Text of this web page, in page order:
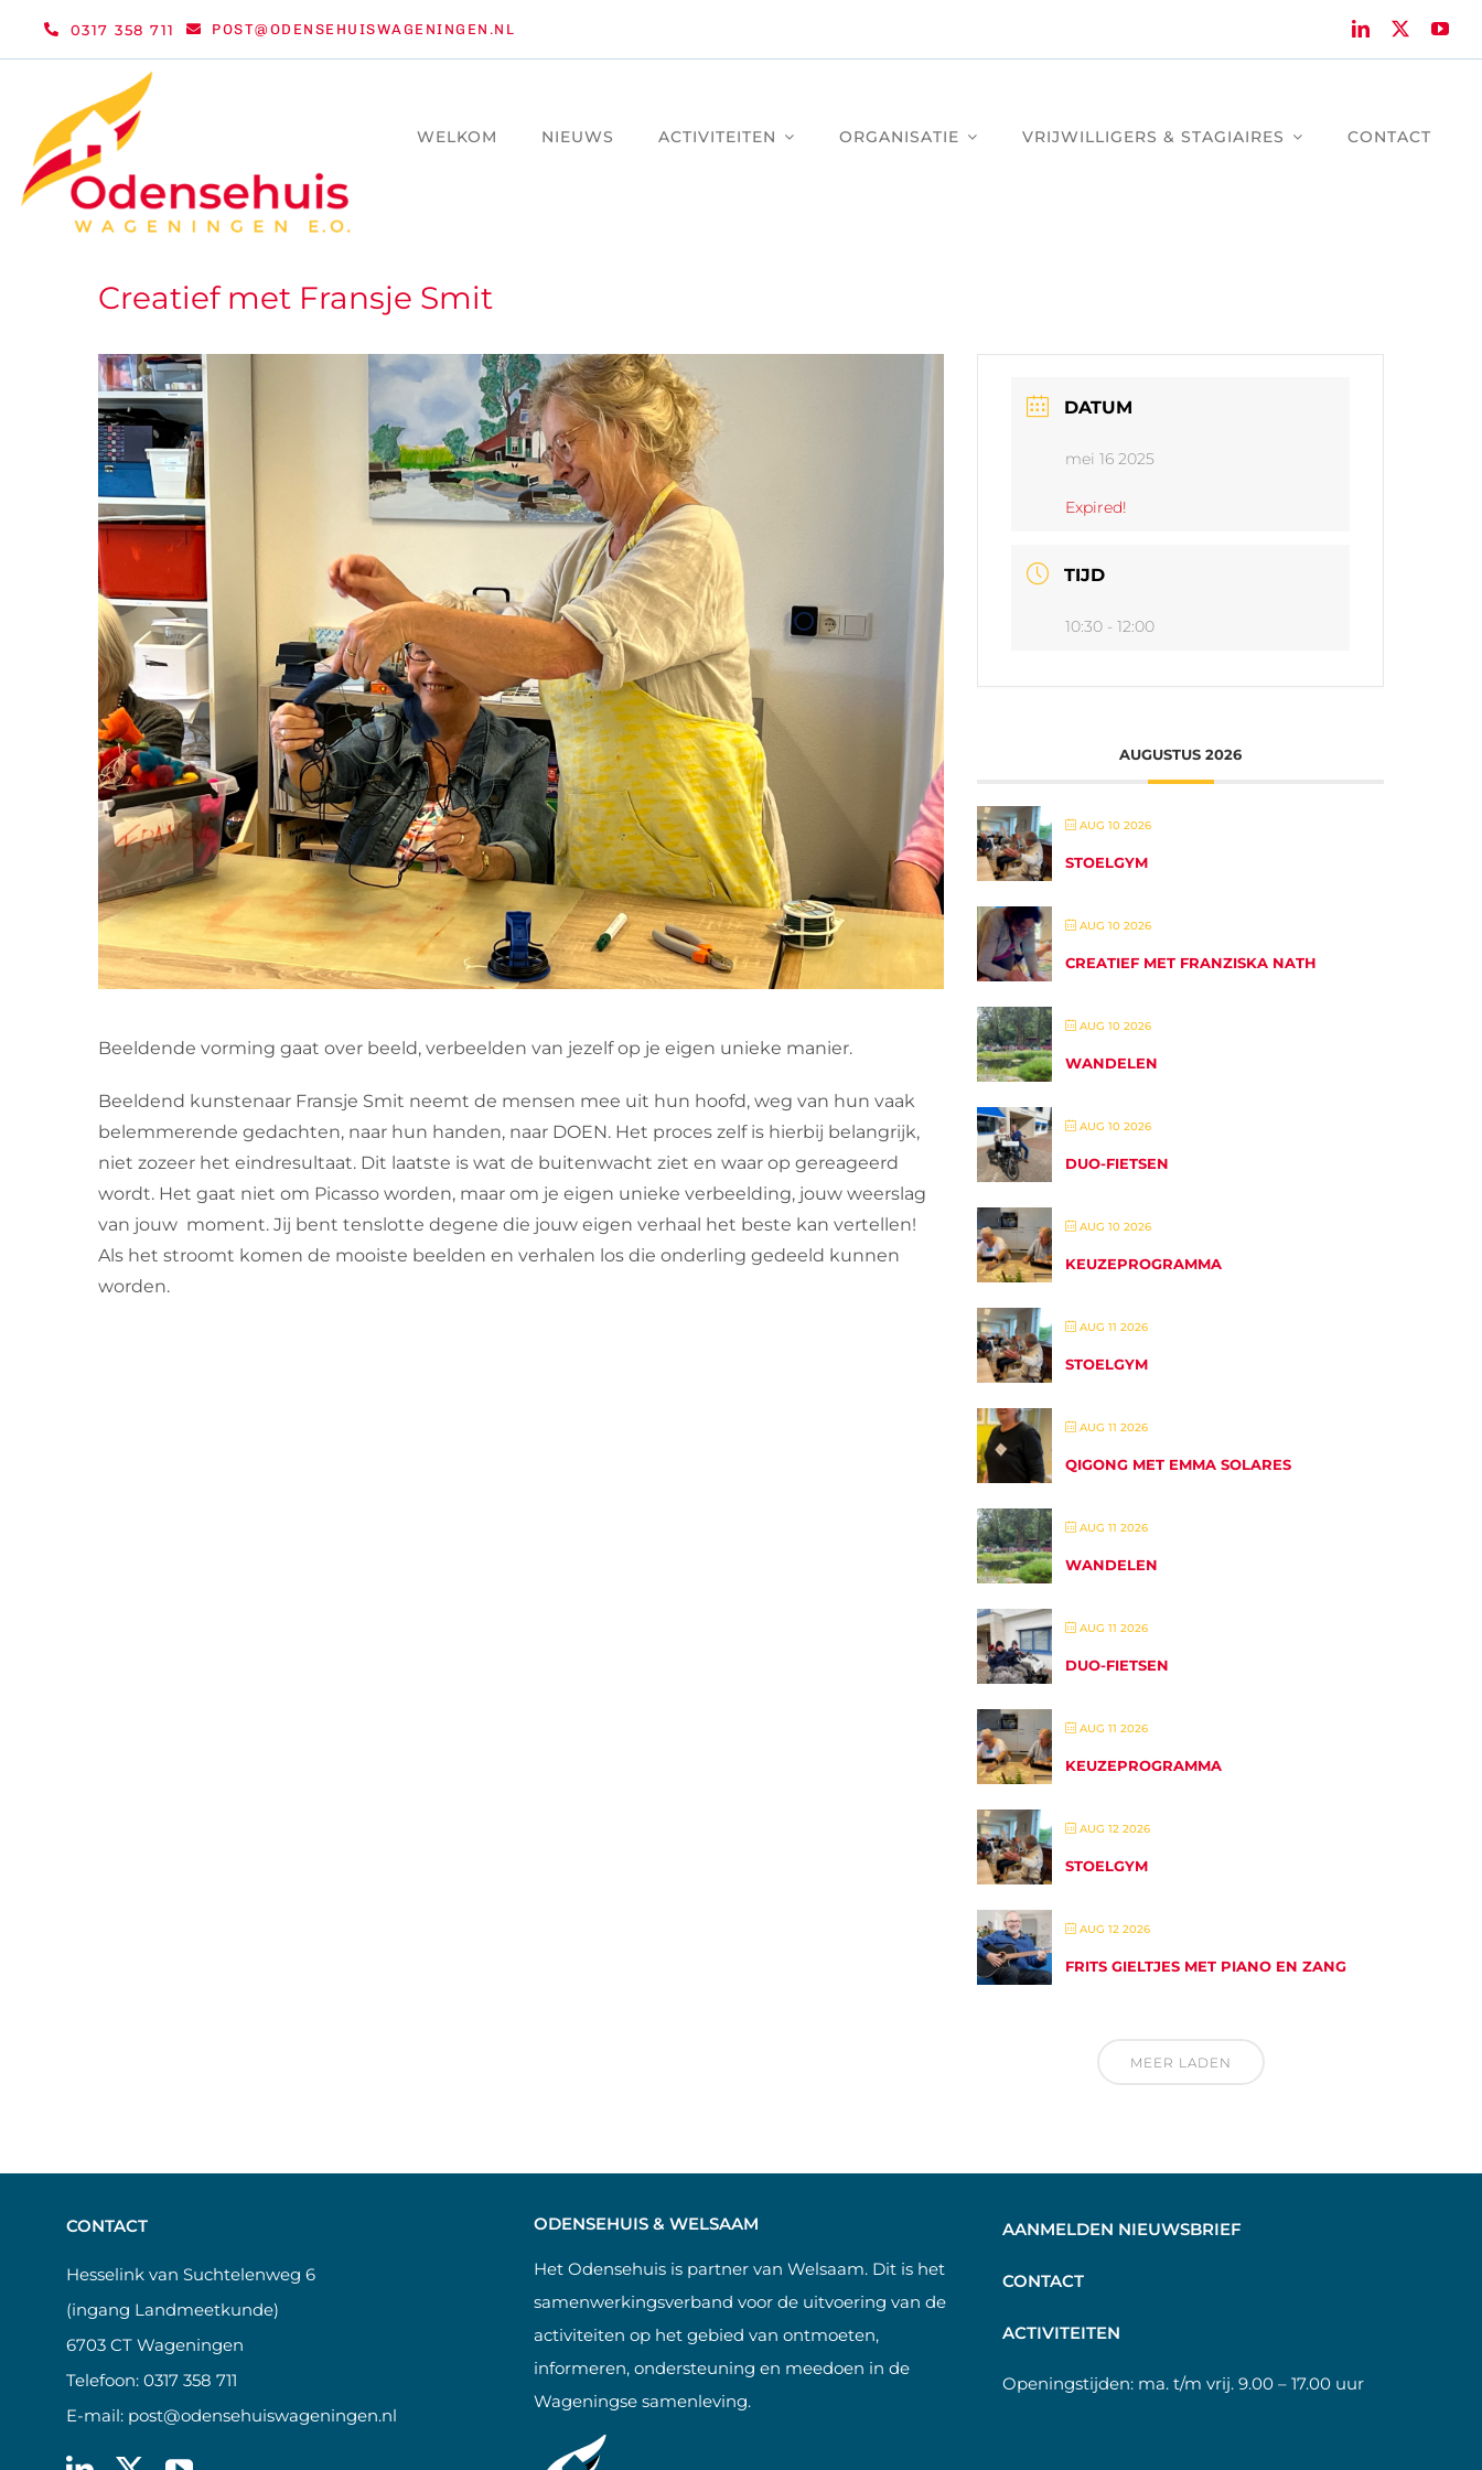
0317 358 711 POST@ODENSEHUISWAGENINGEN.NL
WELKOM NIEUWS ACTIVITEITEN ORGANISATIE VRIJWILLIGERS & STAGIAIRES CONTACT
Creatief met Fransje Smit
Beeldende vorming gaat over beeld, verbeelden van jezelf op je eigen unieke manier.
Beeldend kunstenaar Fransje Smit neemt de mensen mee uit hun hoofd, weg van hun vaak
belemmerende gedachten, naar hun handen, naar DOEN. Het proces zelf is hierbij belangrijk,
niet zozeer het eindresultaat. Dit laatste is wat de buitenwacht ziet en waar op gereageerd
wordt. Het gaat niet om Picasso worden, maar om je eigen unieke verbeelding, jouw weerslag
van jouw moment. Jij bent tenslotte degene die jouw eigen verhaal het beste kan vertellen!
Als het stroomt komen de mooiste beelden en verhalen los die onderling gedeeld kunnen
worden.
DATUM
mei 16 2025
Expired!
TIJD
10:30 - 12:00
AUGUSTUS 2026
AUG 10 2026
STOELGYM
AUG 10 2026
CREATIEF MET FRANZISKA NATH
AUG 10 2026
WANDELEN
AUG 10 2026
DUO-FIETSEN
AUG 10 2026
KEUZEPROGRAMMA
AUG 11 2026
STOELGYM
AUG 11 2026
QIGONG MET EMMA SOLARES
AUG 11 2026
WANDELEN
AUG 11 2026
DUO-FIETSEN
AUG 11 2026
KEUZEPROGRAMMA
AUG 12 2026
STOELGYM
AUG 12 2026
FRITS GIELTJES MET PIANO EN ZANG
MEER LADEN
CONTACT
Hesselink van Suchtelenweg 6
(ingang Landmeetkunde)
6703 CT Wageningen
Telefoon: 0317 358 711
E-mail: post@odensehuiswageningen.nl
ODENSEHUIS & WELSAAM
Het Odensehuis is partner van Welsaam. Dit is het
samenwerkingsverband voor de uitvoering van de
activiteiten op het gebied van ontmoeten,
informeren, ondersteuning en meedoen in de
Wageningse samenleving.
AANMELDEN NIEUWSBRIEF
CONTACT
ACTIVITEITEN
Openingstijden: ma. t/m vrij. 9.00 – 17.00 uur